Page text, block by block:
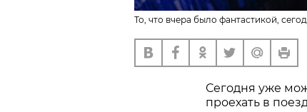
То, что вчера было фантастикой,
Сегодня уже
проехать в